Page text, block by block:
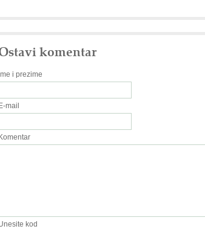
komentar
Ime i prezime
E-mail
Komentar
kod